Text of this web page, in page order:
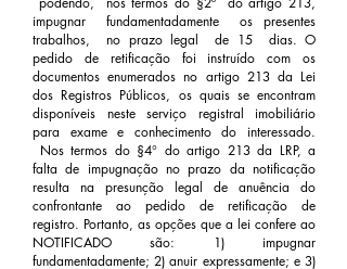
impugnar fundamentadamente os presentes
trabalhos, no prazo legal de 15 dias. O
pedido de retificação foi instruído com os
documentos enumerados no artigo 213 da Lei
dos Registros Públicos, os quais se encontram
disponíveis neste serviço registral imobiliário
para exame e conhecimento do interessado.
Nos termos do §4° do artigo 213 da LRP, a
falta de impugnação no prazo da notificação
resulta na presunção legal de anuência do
confrontante ao pedido de retificação de
registro. Portanto, as opções que a lei confere ao
NOTIFICADO são: 1) impugnar
fundamentadamente; 2) anuir expressamente; e 3)